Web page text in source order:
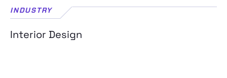
INDUSTRY
Interior Design